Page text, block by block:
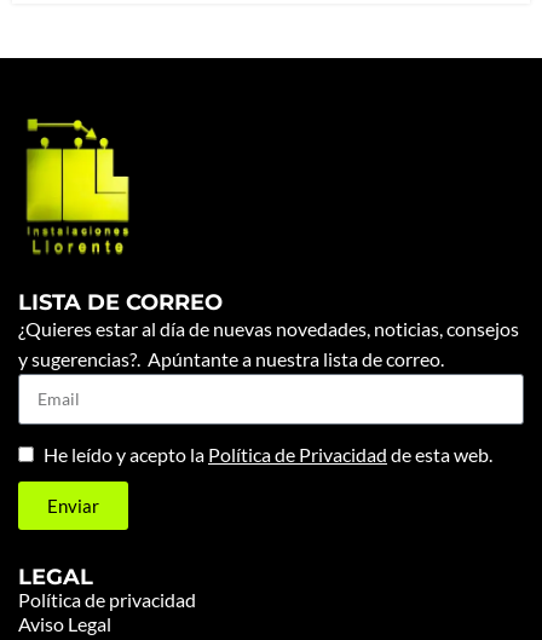
LISTA DE CORREO
¿Quieres estar al día de nuevas novedades, noticias, consejos
y sugerencias?. Apúntante a nuestra lista de correo.
He leído y acepto la Política de Privacidad de esta web.
Enviar
LEGAL
Política de privacidad
Aviso Legal